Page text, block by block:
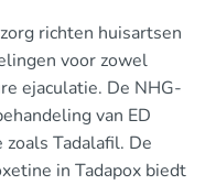
richten huisartsen
voor zowel
ejaculatie. De NHG-
van ED
Tadalafil. De
in Tadapox biedt